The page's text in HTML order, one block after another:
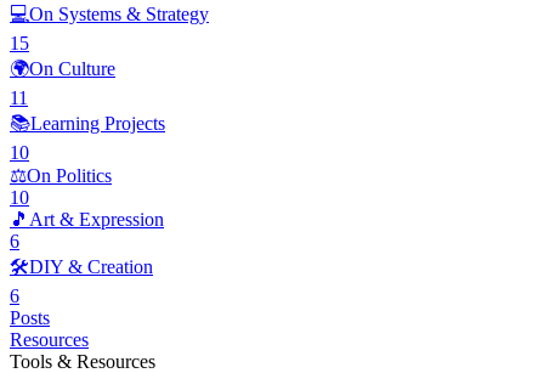
💻On Systems & Strategy
15
🌍On Culture
11
📚Learning Projects
10
⚖️On Politics
10
🎵 Art & Expression
6
🛠️DIY & Creation
6
Posts
Resources
Tools & Resources